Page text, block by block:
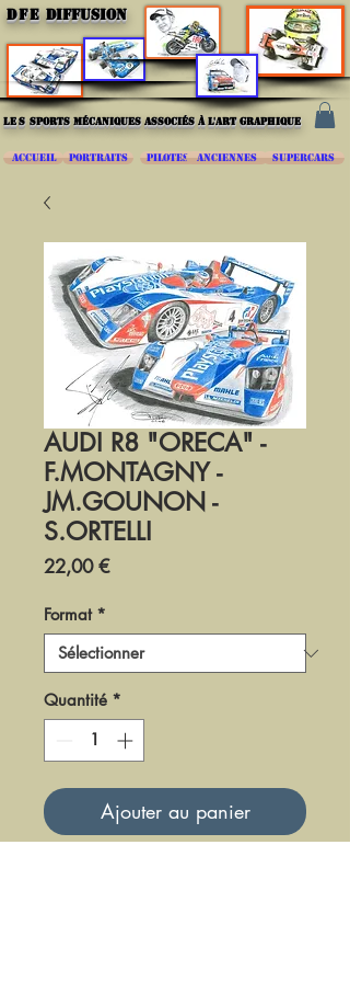
DFE DIFFUSION
les sports mécaniques associés à l'art graphique
ACCUEIL PORTRAITS PILOTES ANCIENNES SUPERCARS
AUDI R8 "ORECA" -
F.MONTAGNY -
JM.GOUNON -
S.ORTELLI
22,00 €Prix
Format *
Quantité *
Ajouter au panier